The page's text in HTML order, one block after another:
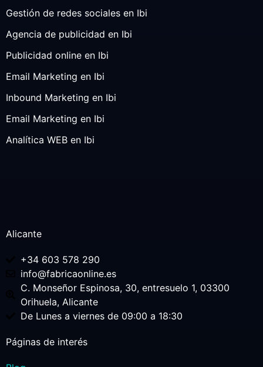
Gestión de redes sociales en Ibi
Agencia de publicidad en Ibi
Publicidad online en Ibi
Email Marketing en Ibi
Inbound Marketing en Ibi
Email Marketing en Ibi
Analítica WEB en Ibi
Páginas de interés
Alicante
+34 603 578 290
info@fabricaonline.es
C. Monseñor Espinosa, 30, entresuelo 1, 03300
Orihuela, Alicante
De Lunes a viernes de 09:00 a 18:30